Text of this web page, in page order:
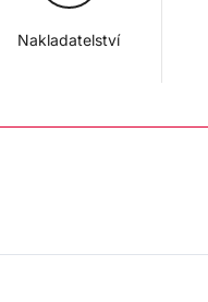
Nakladatelství